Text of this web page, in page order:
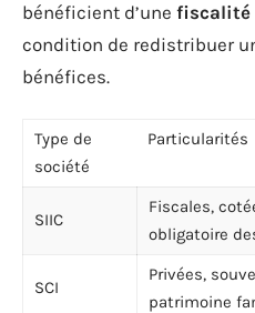
bénéficient d’une fiscalité
condition de redistribuer
bénéfices.
Type de
société
Particularités
SIIC
Fiscales,
obligatoire
SCI
Privées,
patrimoine